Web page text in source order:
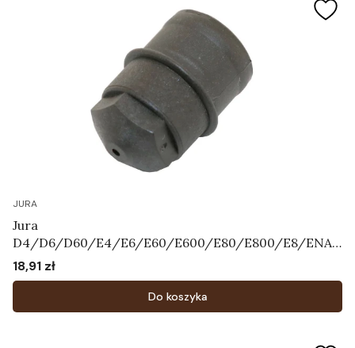
JURA
Jura
D4/D6/D60/E4/E6/E60/E600/E80/E800/E8/ENA3
/ENA5/ENA7/ENA9/ENA
X1/F7/F8/F85/J5/J7/J9.4/XJ5/XJ6/XJ9/WE50/WE6/
WE8 - Dysza Art.66590
Cena
18,91 zł
Do koszyka